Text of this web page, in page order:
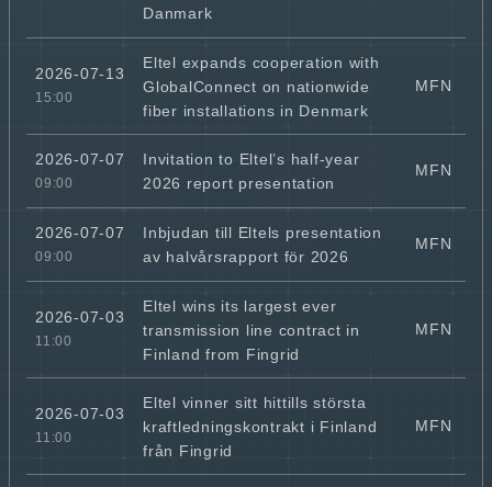
Danmark
2026-07-13
15:00
Eltel expands cooperation with
GlobalConnect on nationwide
fiber installations in Denmark
MFN
2026-07-07
09:00
Invitation to Eltel’s half-year
2026 report presentation
MFN
2026-07-07
09:00
Inbjudan till Eltels presentation
av halvårsrapport för 2026
MFN
2026-07-03
11:00
Eltel wins its largest ever
transmission line contract in
Finland from Fingrid
MFN
2026-07-03
11:00
Eltel vinner sitt hittills största
kraftledningskontrakt i Finland
från Fingrid
MFN